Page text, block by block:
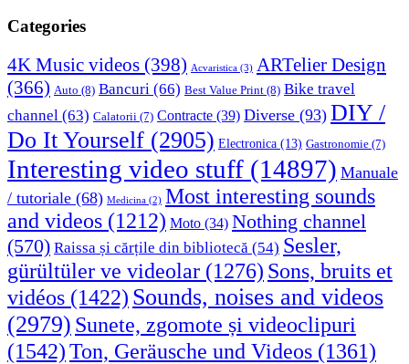
Categories
4K Music videos (398) Acvaristica (3) ARTelier Design
(366) Auto (8) Bancuri (66) Best Value Print (8) Bike travel
channel (63) Calatorii (7) Contracte (39) Diverse (93) DIY /
Do It Yourself (2905) Electronica (13) Gastronomie (7)
Interesting video stuff (14897) Manuale
/ tutoriale (68) Medicina (2) Most interesting sounds
and videos (1212) Moto (34) Nothing channel
(570) Raissa și cărțile din bibliotecă (54) Sesler,
gürültüler ve videolar (1276) Sons, bruits et
vidéos (1422) Sounds, noises and videos
(2979) Sunete, zgomote și videoclipuri
(1542)Ton, Geräusche und Videos (1361)